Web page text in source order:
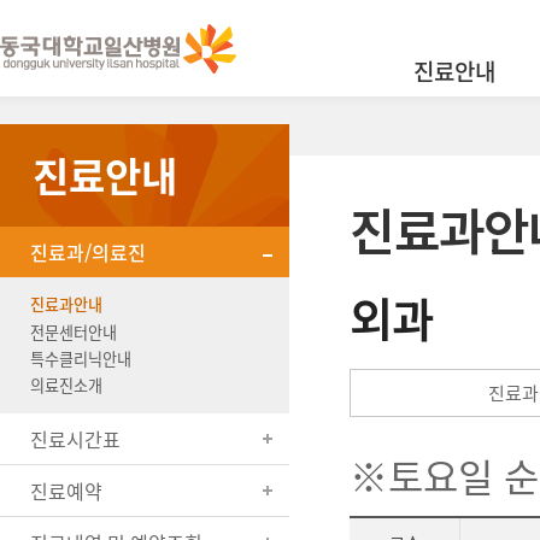
진료안내
진료안내
진료과/의료진
진료과안내
전문센터안내
특수클리닉안내
의료진소개
진료시간표
진료예약
진료과
외과
진료
※토요일